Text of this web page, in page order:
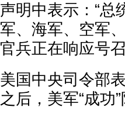
声明中表示：“总
军、海军、空军
官兵正在响应号
美国中央司令部
之后，美军“成功